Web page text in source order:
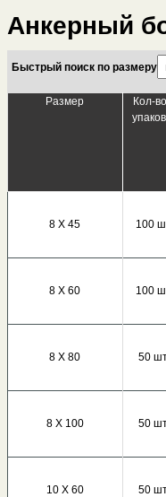
Анкерный
Быстрый поиск по размеру
Размер
Кол-
8 Х 45 100
8 Х 60 100
8 Х 80 50
8 Х 100 50
10 Х 60 50